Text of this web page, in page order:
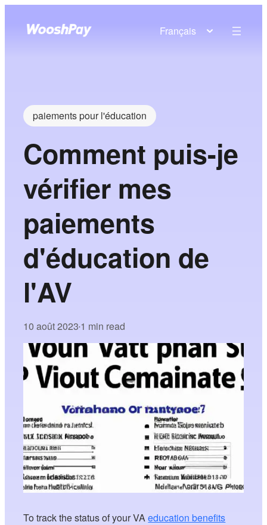
Français
paiements pour l'éducation
Comment puis-je
vérifier mes
paiements
d'éducation de
l'AV
10 août 2023•1 min read
To track the status of your VAeducation benefits